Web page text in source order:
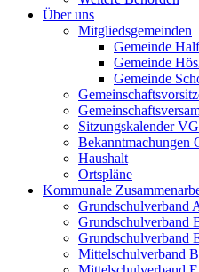
Über uns
Mitgliedsgemeinden
Gemeinde
Gemeinde
Gemeinde
Sitzungskalender VG
Bekanntmachungen
Haushalt
Ortspläne
Kommunale
Grundschulverband
Grundschulverband
Grundschulverband
Mittelschulverband